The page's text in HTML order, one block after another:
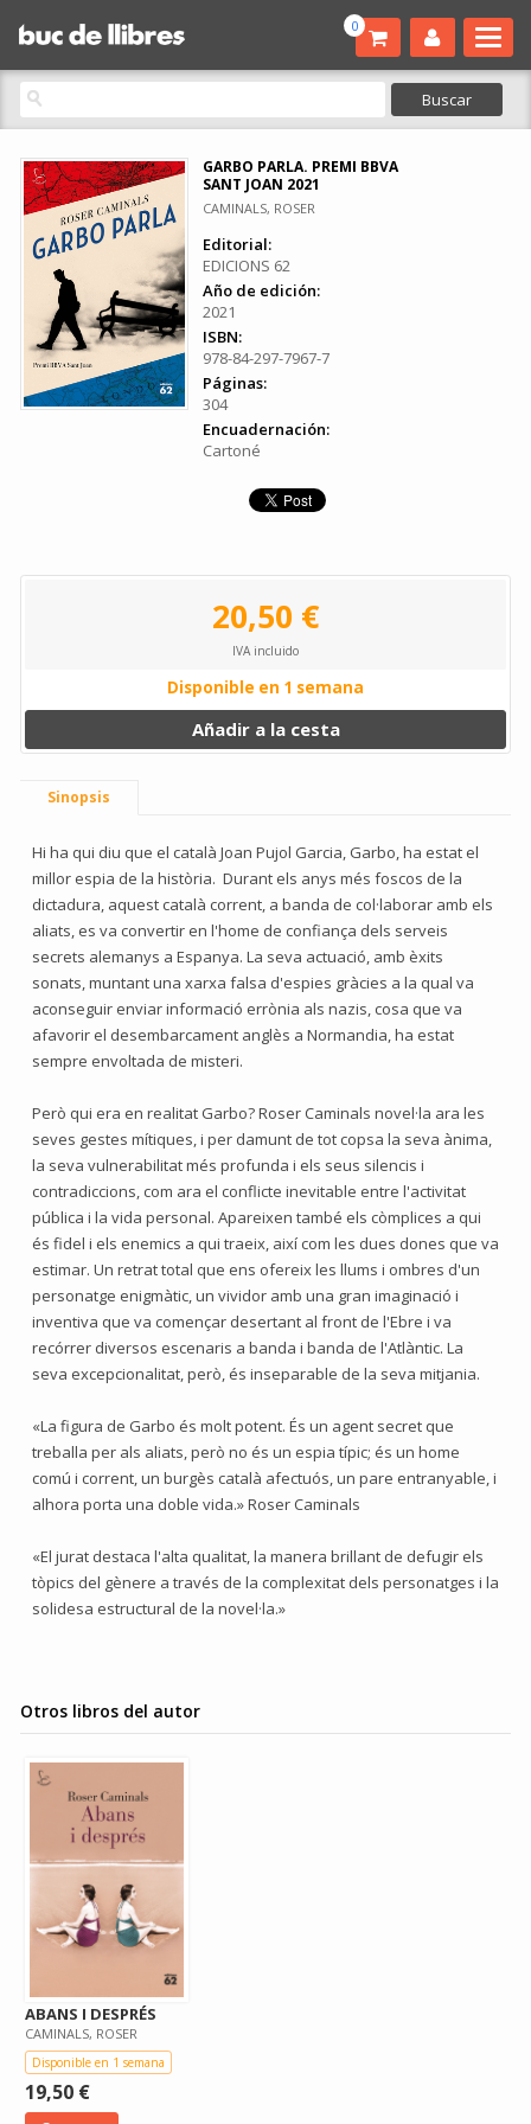
0
GARBO PARLA. PREMI BBVA
SANT JOAN 2021
CAMINALS, ROSER
Editorial:
EDICIONS 62
Año de edición:
2021
ISBN:
978-84-297-7967-7
Páginas:
304
Encuadernación:
Cartoné
20,50 €
IVA incluido
Disponible en 1 semana
Añadir a la cesta
Sinopsis
Hi ha qui diu que el català Joan Pujol Garcia, Garbo, ha estat el
millor espia de la història. Durant els anys més foscos de la
dictadura, aquest català corrent, a banda de col·laborar amb els
aliats, es va convertir en l'home de confiança dels serveis
secrets alemanys a Espanya. La seva actuació, amb èxits
sonats, muntant una xarxa falsa d'espies gràcies a la qual va
aconseguir enviar informació errònia als nazis, cosa que va
afavorir el desembarcament anglès a Normandia, ha estat
sempre envoltada de misteri.
Però qui era en realitat Garbo? Roser Caminals novel·la ara les
seves gestes mítiques, i per damunt de tot copsa la seva ànima,
la seva vulnerabilitat més profunda i els seus silencis i
contradiccions, com ara el conflicte inevitable entre l'activitat
pública i la vida personal. Apareixen també els còmplices a qui
és fidel i els enemics a qui traeix, així com les dues dones que va
estimar. Un retrat total que ens ofereix les llums i ombres d'un
personatge enigmàtic, un vividor amb una gran imaginació i
inventiva que va començar desertant al front de l'Ebre i va
recórrer diversos escenaris a banda i banda de l'Atlàntic. La
seva excepcionalitat, però, és inseparable de la seva mitjania.
«La figura de Garbo és molt potent. És un agent secret que
treballa per als aliats, però no és un espia típic; és un home
comú i corrent, un burgès català afectuós, un pare entranyable, i
alhora porta una doble vida.» Roser Caminals
«El jurat destaca l'alta qualitat, la manera brillant de defugir els
tòpics del gènere a través de la complexitat dels personatges i la
solidesa estructural de la novel·la.»
Otros libros del autor
ABANS I DESPRÉS
CAMINALS, ROSER
Disponible en 1 semana
19,50 €